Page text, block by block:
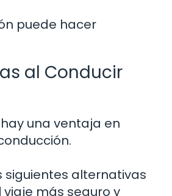
puede hacer
al Conducir
una ventaja en
siguientes alternativas
más seguro y